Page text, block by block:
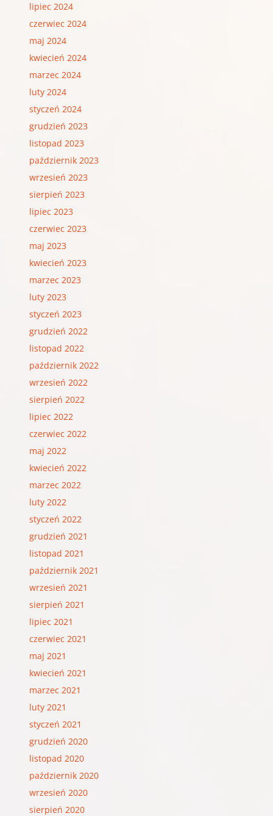
lipiec 2024
czerwiec 2024
maj 2024
kwiecień 2024
marzec 2024
luty 2024
styczeń 2024
grudzień 2023
listopad 2023
październik 2023
wrzesień 2023
sierpień 2023
lipiec 2023
czerwiec 2023
maj 2023
kwiecień 2023
marzec 2023
luty 2023
styczeń 2023
grudzień 2022
listopad 2022
październik 2022
wrzesień 2022
sierpień 2022
lipiec 2022
czerwiec 2022
maj 2022
kwiecień 2022
marzec 2022
luty 2022
styczeń 2022
grudzień 2021
listopad 2021
październik 2021
wrzesień 2021
sierpień 2021
lipiec 2021
czerwiec 2021
maj 2021
kwiecień 2021
marzec 2021
luty 2021
styczeń 2021
grudzień 2020
listopad 2020
październik 2020
wrzesień 2020
sierpień 2020